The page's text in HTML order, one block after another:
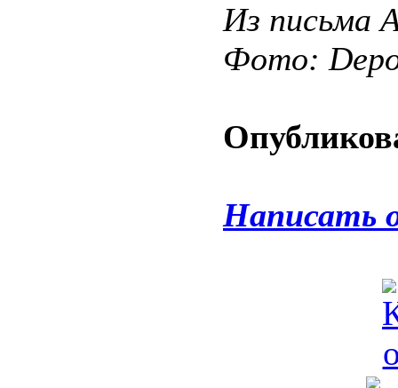
Из письма
Фото:
Написать